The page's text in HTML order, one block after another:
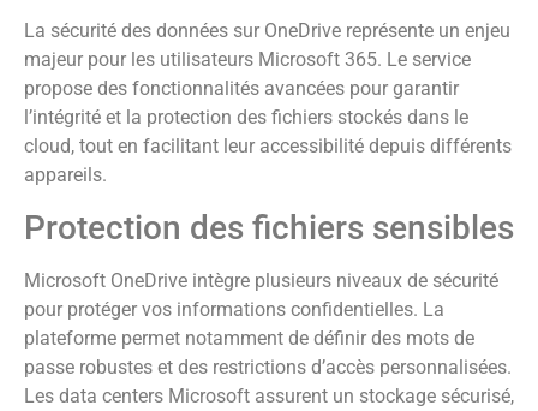
La sécurité des données sur OneDrive représente un enjeu
majeur pour les utilisateurs Microsoft 365. Le service
propose des fonctionnalités avancées pour garantir
l’intégrité et la protection des fichiers stockés dans le
cloud, tout en facilitant leur accessibilité depuis différents
appareils.
Protection des fichiers sensibles
Microsoft OneDrive intègre plusieurs niveaux de sécurité
pour protéger vos informations confidentielles. La
plateforme permet notamment de définir des mots de
passe robustes et des restrictions d’accès personnalisées.
Les data centers Microsoft assurent un stockage sécurisé,